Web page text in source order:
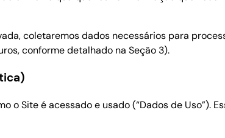
coletaremos dados necessários para
conforme detalhado na Seção 3).
Site é acessado e usado (“Dados de Uso”).